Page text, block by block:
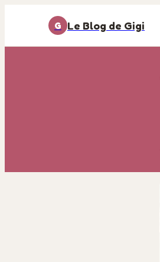
G Le Blog de Gigi